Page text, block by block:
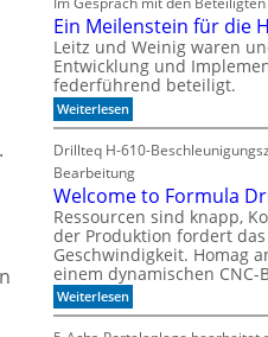
t
e
g
r
i
e
r
t
n
a
u
f
w
e
n
i
g
e
r
R
a
u
m
C
-
T
e
c
h
n
i
k
i
m
W
a
n
d
e
l
Ein Meilenstein für die
Leitz und Weinig waren
Entwicklung und
federführend beteiligt.
Weiterlesen:
E
n
M
e
i
l
e
n
s
t
e
i
Drillteq H-610-
Bearbeitung
Welcome to Formula
Ressourcen sind knapp,
der Produktion fordert
Geschwindigkeit. Homag
einem dynamischen
Weiterlesen:
W